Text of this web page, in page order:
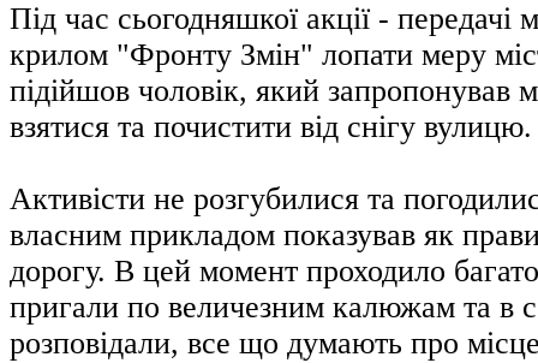
Під час сьогодняшкої акції - передачі
крилом "Фронту Змін" лопати меру
підійшов чоловік, який запропонував
взятися та почистити від снігу вулицю.
Активісти не розгубилися та
власним прикладом показував як
дорогу. В цей момент проходило
пригали по величезним калюжам та в
розповідали, все що думають про